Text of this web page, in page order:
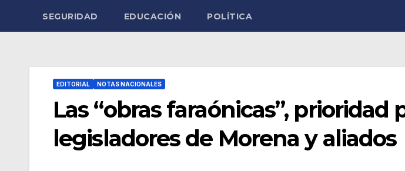
SEGURIDAD EDUCACIÓN POLÍTICA
EDITORIAL NOTAS NACIONALES
Las “obras faraónicas”, prioridad
legisladores de Morena y aliados